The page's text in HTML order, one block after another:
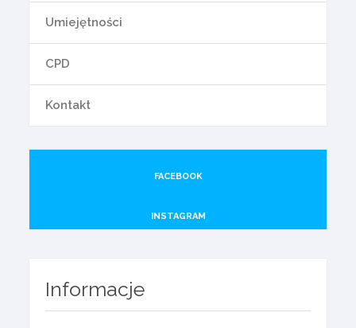
Umiejętności
CPD
Kontakt
FACEBOOK
INSTAGRAM
Informacje